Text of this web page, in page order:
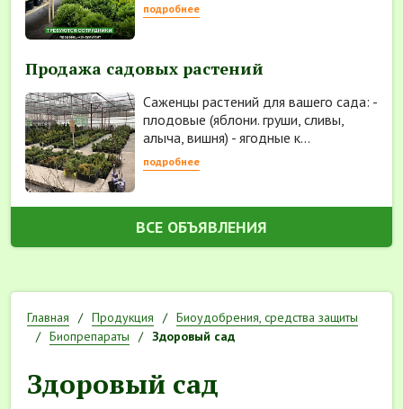
подробнее
Продажа садовых растений
Саженцы растений для вашего сада: -
плодовые (яблони. груши, сливы,
алыча, вишня) - ягодные к...
подробнее
ВСЕ ОБЪЯВЛЕНИЯ
Главная Продукция
Биоудобрения, средства защиты
Биопрепараты
Здоровый сад
Здоровый сад